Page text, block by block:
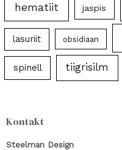
hematiit jaspis
lasuriit obsidiaan
spinell tiigrisilm
Kontakt
Steelman Design